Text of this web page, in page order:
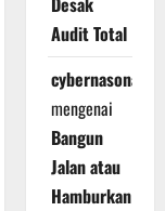
Audit Total
cybernasonal
mengenai
Bangun
Jalan atau
Hamburkan